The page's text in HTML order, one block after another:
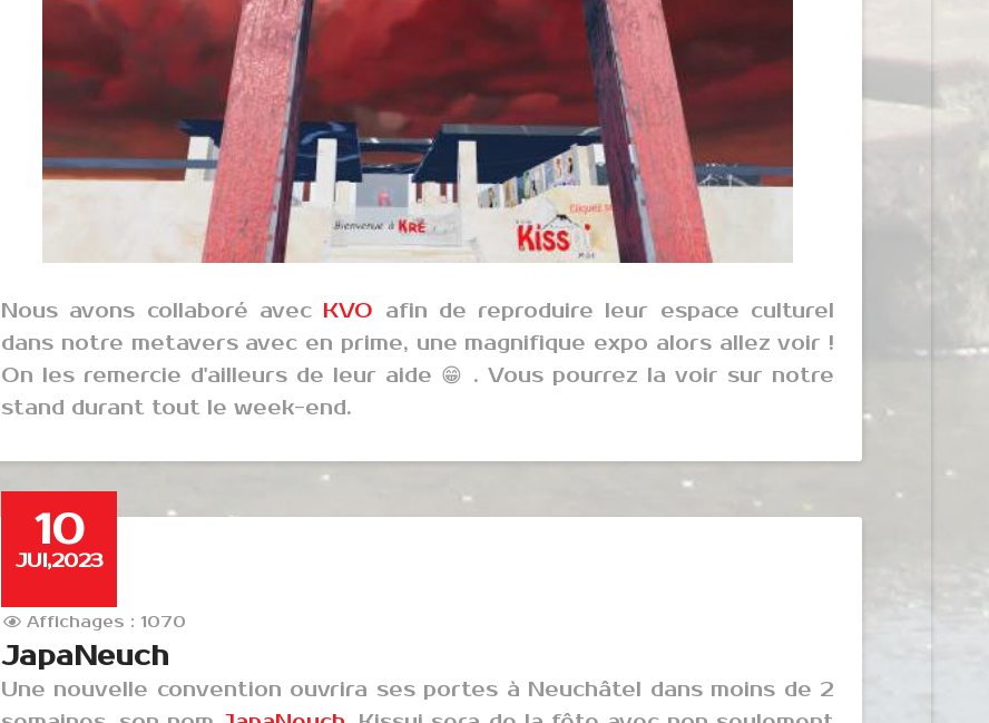
Nous avons collaboré avec KVO afin de reproduire leur espace culturel
dans notre metavers avec en prime, une magnifique expo alors allez voir !
On les remercie d'ailleurs de leur aide 😁 . Vous pourrez la voir sur notre
stand durant tout le week-end.
10
JUI,2023
Affichages : 1070
JapaNeuch
Une nouvelle convention ouvrira ses portes à Neuchâtel dans moins de 2